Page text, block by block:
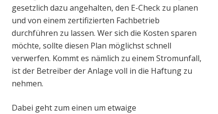
gesetzlich dazu angehalten, den E-Check zu planen
und von einem zertifizierten Fachbetrieb
durchführen zu lassen. Wer sich die Kosten sparen
möchte, sollte diesen Plan möglichst schnell
verwerfen. Kommt es nämlich zu einem Stromunfall,
ist der Betreiber der Anlage voll in die Haftung zu
nehmen.
Dabei geht zum einen um etwaige